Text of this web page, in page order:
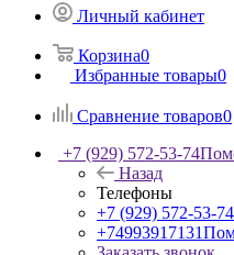
Личный кабинет
Корзина0
Избранные товары0
Сравнение товаров0
+7 (929) 572-53-74
Назад
Телефоны
+7 (929) 572-53-74
+74993917131